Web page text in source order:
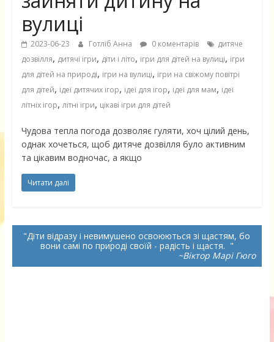
вулиці
2023-06-23 Готліб Анна 0 коментарів
дитяче
дозвілля, дитячі ігри, діти і літо, ігри для дітей на вулиці, ігри
для дітей на природі, ігри на вулиці, ігри на свіжому повітрі
для дітей, ідеї дитячих ігор, ідеї для ігор, ідеї для мам, ідеї
літніх ігор, літні ігри, цікаві ігри для дітей
Чудова тепла погода дозволяє гуляти, хоч цілий день,
однак хочеться, щоб дитяче дозвілля було активним
та цікавим водночас, а якщо
Читати далі
Діти відразу і невимушено освоюються зі щастям, бо
вони самі по природі своїй - радість і щастя.
~Віктор Марі Гюго